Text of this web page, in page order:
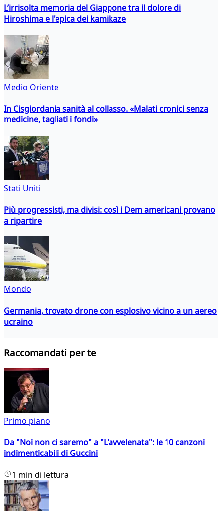
L’irrisolta memoria del Giappone tra il dolore di
Hiroshima e l'epica dei kamikaze
Medio Oriente
In Cisgiordania sanità al collasso. «Malati cronici senza
medicine, tagliati i fondi»
Stati Uniti
Più progressisti, ma divisi: così i Dem americani provano
a ripartire
Mondo
Germania, trovato drone con esplosivo vicino a un aereo
ucraino
Raccomandati per te
Primo piano
Da "Noi non ci saremo" a "L'avvelenata": le 10 canzoni
indimenticabili di Guccini
1 min di lettura